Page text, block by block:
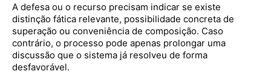
A defesa ou o recurso precisam indicar se existe
distinção fática relevante, possibilidade concreta de
superação ou conveniência de composição. Caso
contrário, o processo pode apenas prolongar uma
discussão que o sistema já resolveu de forma
desfavorável.